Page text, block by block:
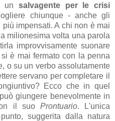
un salvagente per le crisi
chiunque - anche gli
impensati. A chi non è mai
milionesima volta una parola
improvvisamente suonare
è mai fermato con la penna
o su un verbo assolutamente
servano per completare il
Ecco che in quel
giungere benevolmente in
il suo Prontuario. L'unica
suggerita dalla natura